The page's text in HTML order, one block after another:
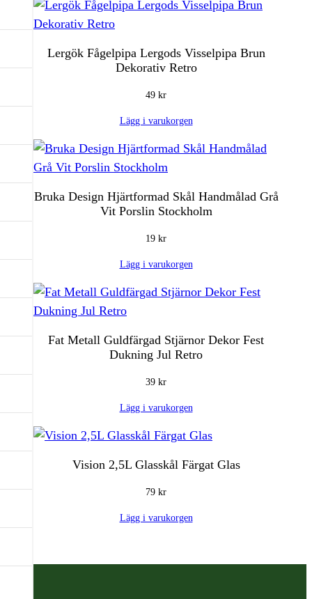
Lergök Fågelpipa Lergods Visselpipa Brun
Dekorativ Retro
49 kr
Lägg i varukorgen
Bruka Design Hjärtformad Skål Handmålad Grå
Vit Porslin Stockholm
19 kr
Lägg i varukorgen
Fat Metall Guldfärgad Stjärnor Dekor Fest
Dukning Jul Retro
39 kr
Lägg i varukorgen
Vision 2,5L Glasskål Färgat Glas
79 kr
Lägg i varukorgen